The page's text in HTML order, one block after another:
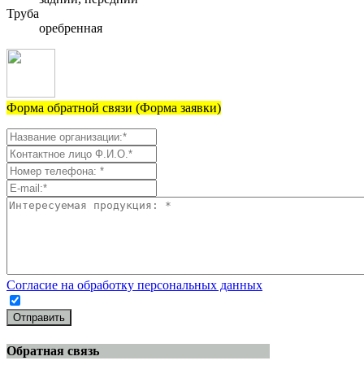
Труба
оребренная
Форма обратной связи (Форма заявки)
Согласие на обработку персональных данных
Отправить
Обратная связь